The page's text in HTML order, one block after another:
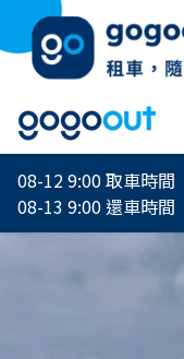
08-12 9:00取車時間
08-13 9:00還車時間